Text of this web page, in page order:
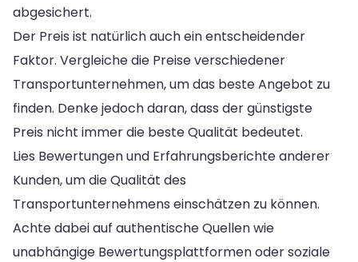
abgesichert.
Der Preis ist natürlich auch ein entscheidender
Faktor. Vergleiche die Preise verschiedener
Transportunternehmen, um das beste Angebot zu
finden. Denke jedoch daran, dass der günstigste
Preis nicht immer die beste Qualität bedeutet.
Lies Bewertungen und Erfahrungsberichte anderer
Kunden, um die Qualität des
Transportunternehmens einschätzen zu können.
Achte dabei auf authentische Quellen wie
unabhängige Bewertungsplattformen oder soziale